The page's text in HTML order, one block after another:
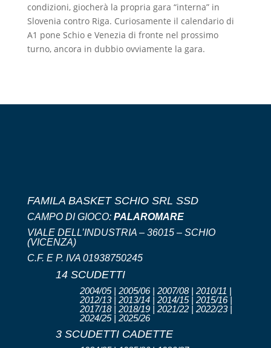
condizioni, giocherà la propria gara “interna” in
Slovenia contro Riga. Curiosamente il calendario di
A1 pone Schio e Venezia di fronte nel prossimo
turno, ancora in dubbio ovviamente la gara.
FAMILA BASKET SCHIO SRL SSD
CAMPO DI GIOCO: PALAROMARE
VIALE DELL’INDUSTRIA – 36015 – SCHIO
(VICENZA)
C.F. E P. IVA 01938750245
14 SCUDETTI
2004/05 | 2005/06 | 2007/08 | 2010/11 |
2012/13 | 2013/14 | 2014/15 | 2015/16 |
2017/18 | 2018/19 | 2021/22 | 2022/23 |
2024/25 | 2025/26
3 SCUDETTI CADETTE